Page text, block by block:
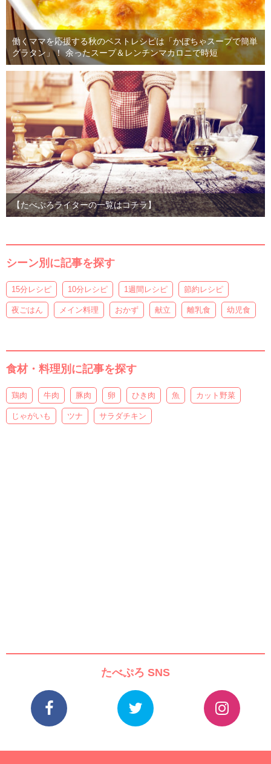
働くママを応援する秋のベストレシピは「かぼちゃスープで簡単
グラタン」！ 余ったスープ＆レンチンマカロニで時短
【たべぷろライターの一覧はコチラ】
シーン別に記事を探す
15分レシピ 10分レシピ 1週間レシピ 節約レシピ
夜ごはん メイン料理 おかず 献立 離乳食 幼児食
食材・料理別に記事を探す
鶏肉 牛肉 豚肉 卵 ひき肉 魚 カット野菜
じゃがいも ツナ サラダチキン
たべぷろ SNS